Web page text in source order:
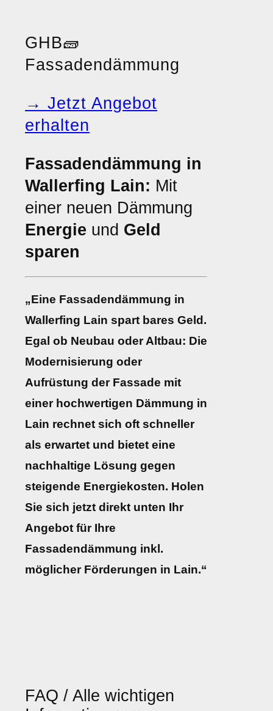
GHB🧱
Fassadendämmung
→ Jetzt Angebot
erhalten
Fassadendämmung in
Wallerfing Lain: Mit
einer neuen Dämmung
Energie und Geld
sparen
„Eine Fassadendämmung in
Wallerfing Lain spart bares Geld.
Egal ob Neubau oder Altbau: Die
Modernisierung oder
Aufrüstung der Fassade mit
einer hochwertigen Dämmung in
Lain rechnet sich oft schneller
als erwartet und bietet eine
nachhaltige Lösung gegen
steigende Energiekosten. Holen
Sie sich jetzt direkt unten Ihr
Angebot für Ihre
Fassadendämmung inkl.
möglicher Förderungen in Lain.“
FAQ / Alle wichtigen